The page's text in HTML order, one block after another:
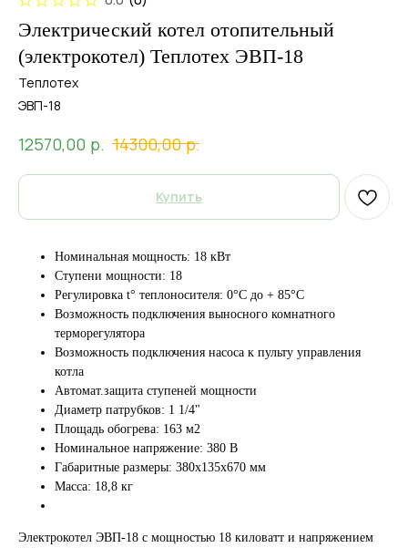
Электрический котел отопительный
(электрокотел) Теплотех ЭВП-18
Теплотех
ЭВП-18
12570,00 р. 14300,00 р.
Купить
Номинальная мощность: 18 кВт
Ступени мощности: 18
Регулировка t° теплоносителя: 0°С до + 85°С
Возможность подключения выносного комнатного
терморегулятора
Возможность подключения насоса к пульту управления
котла
Автомат.защита ступеней мощности
Диаметр патрубков: 1 1/4"
Площадь обогрева: 163 м2
Номинальное напряжение: 380 В
Габаритные размеры: 380x135x670 мм
Масса: 18,8 кг
Электрокотел ЭВП-18 с мощностью 18 киловатт и напряжением